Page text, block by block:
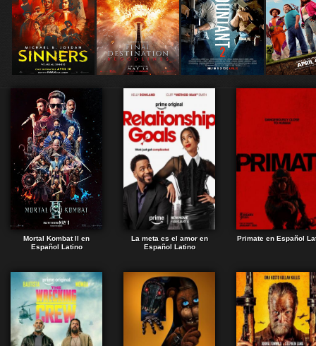
Mortal Kombat II en
Español Latino
La meta es el amor en
Español Latino
Primate en Español